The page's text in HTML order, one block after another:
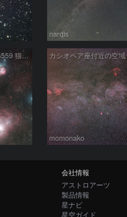
nardis
M8 M20 M21 NGC6559 猫の手星雲 いて座
momonako
会社情報
アストロアーツ
製品情報
星ナビ
星空ガイド